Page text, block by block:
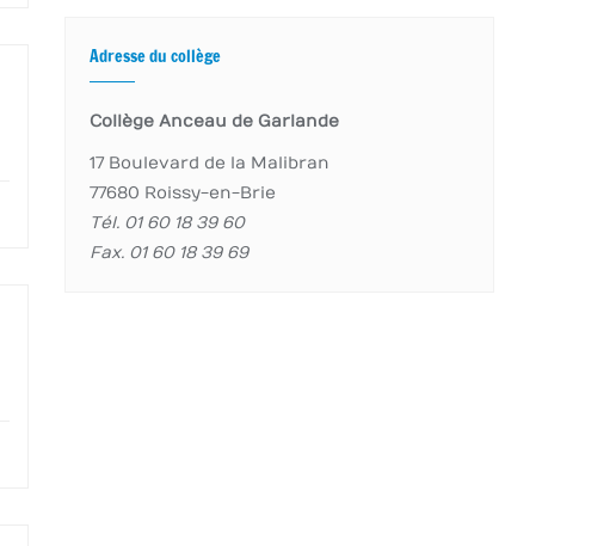
Adresse du collège
Collège Anceau de Garlande
17 Boulevard de la Malibran
77680 Roissy-en-Brie
Tél. 01 60 18 39 60
Fax. 01 60 18 39 69